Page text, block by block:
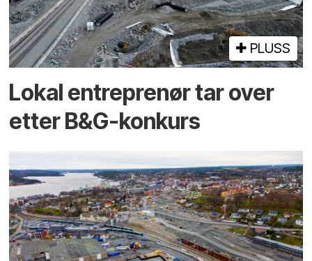
PLUSS
Lokal entreprenør tar over
etter B&G-konkurs